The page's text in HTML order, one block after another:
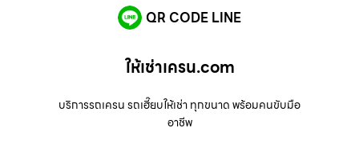
QR CODE LINE
ให้เช่าเครน.com
บริการรถเครน รถเฮี๊ยบให้เช่า ทุกขนาด พร้อมคนขับมือ
อาชีพ